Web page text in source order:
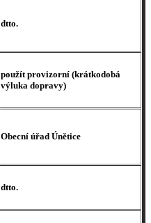
dtto.
použít provizorní (krátkodobá
výluka dopravy)
Obecní úřad Únětice
dtto.